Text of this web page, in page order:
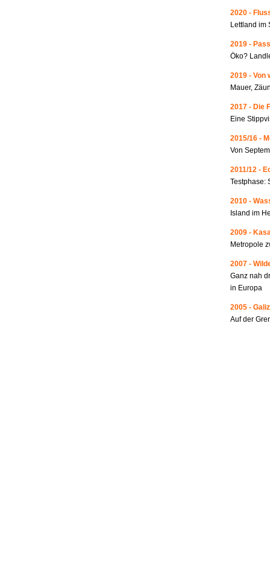
2020 -
Lettland im
2019 -
Öko?
2019 - Von
Mauer,
2017 - Die
Eine
2015/16 -
Von
2011/12 -
Testphase:
2010 -
Island im
2009 -
Metropole
2007 -
Ganz nah
in Europa
2005 -
Auf der